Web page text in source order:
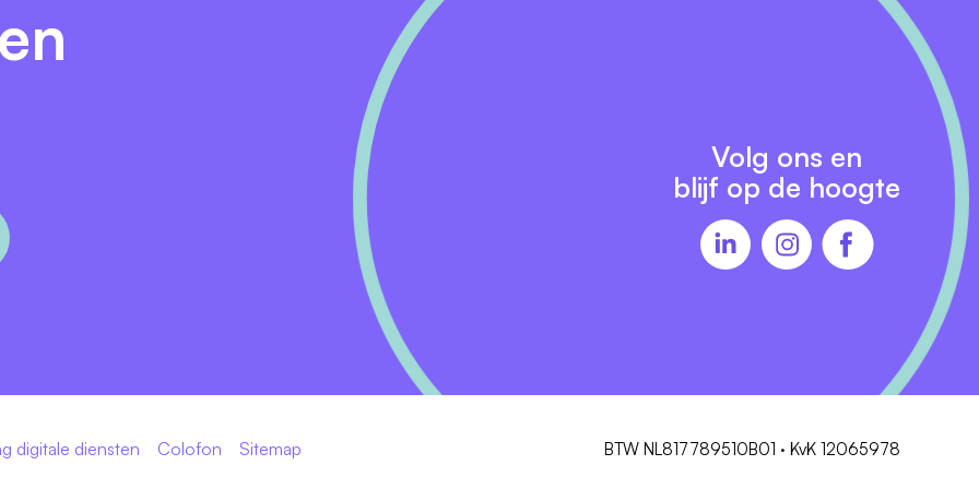
contact op met Linda van Zutphen via (0599) 65 26 28
over Ubbo Emmius vind je op www.ubboemmius.nl
kandidaat bent? Stuur je reactie zo spoedig mogelijk,
of we je uitnodigen voor een persoonlijke
Als alle stappen naar tevredenheid zijn
af te ronden. Een daarvan is een geldige Verklaring
Volg ons en
blijf op de hoogte
digitale diensten Colofon Sitemap BTW NL817789510B01 · KvK 12065978